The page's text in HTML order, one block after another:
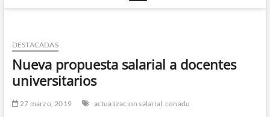
o
DESTACADAS
Nueva propuesta salarial a docentes
universitarios
27 marzo, 2019 actualizacion salarial conadu